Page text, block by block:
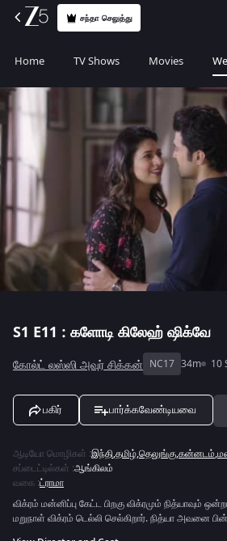
சந்தா செலுத்து
Home TV Shows Movies
S1 E11 : களோடி கிலேஹ் ஷிக்வே
கோல்ட் லஸ்ஸி அவுர் சிக்கன் NC17 34m 10
பகிர் பார்க்கவேண்டியவை
ஆடியோ மொழிகள் :இந்தி,தமிழ்,தெலுங்கு,கன்னடம்,
சப்டைட்டில்கள் :ஆங்கிலம்
வகை :ட்ராமா
விக்ரம் மன்னிப்பு கேட்ட பிறகு விக்ரமும் நித்யாவும்
மறுநாள் விக்ரம் டெல்லி செல்கிறார். நித்யா அவனை